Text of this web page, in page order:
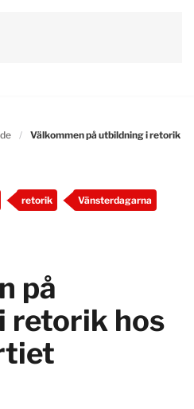
Välkommen på utbildning i retorik
retorik Vänsterdagarna
på
retorik hos